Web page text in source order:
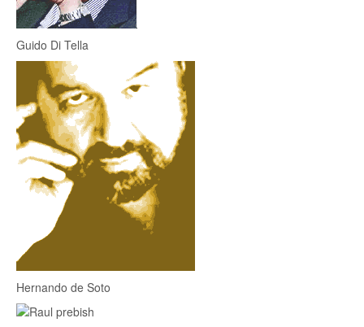
Guido Di Tella
Hernando de Soto